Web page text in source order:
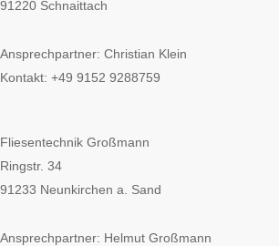
91220 Schnaittach
Ansprechpartner: Christian Klein
Kontakt: +49 9152 9288759
Fliesentechnik Großmann
Ringstr. 34
91233 Neunkirchen a. Sand
Ansprechpartner: Helmut Großmann